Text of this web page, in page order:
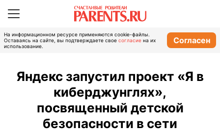
На информационном ресурсе применяются cookie-файлы.
Оставаясь на сайте, вы подтверждаете свое согласие на их
использование.
Согласен
Яндекс запустил проект «Я в
киберджунглях»,
посвященный детской
безопасности в сети